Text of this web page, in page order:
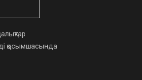
қосымшасында